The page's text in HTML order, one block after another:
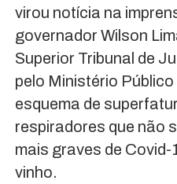
virou notícia na
governador Wilson
Superior Tribunal de
pelo Ministério
esquema de
respiradores que não
mais graves de Covid-
vinho.